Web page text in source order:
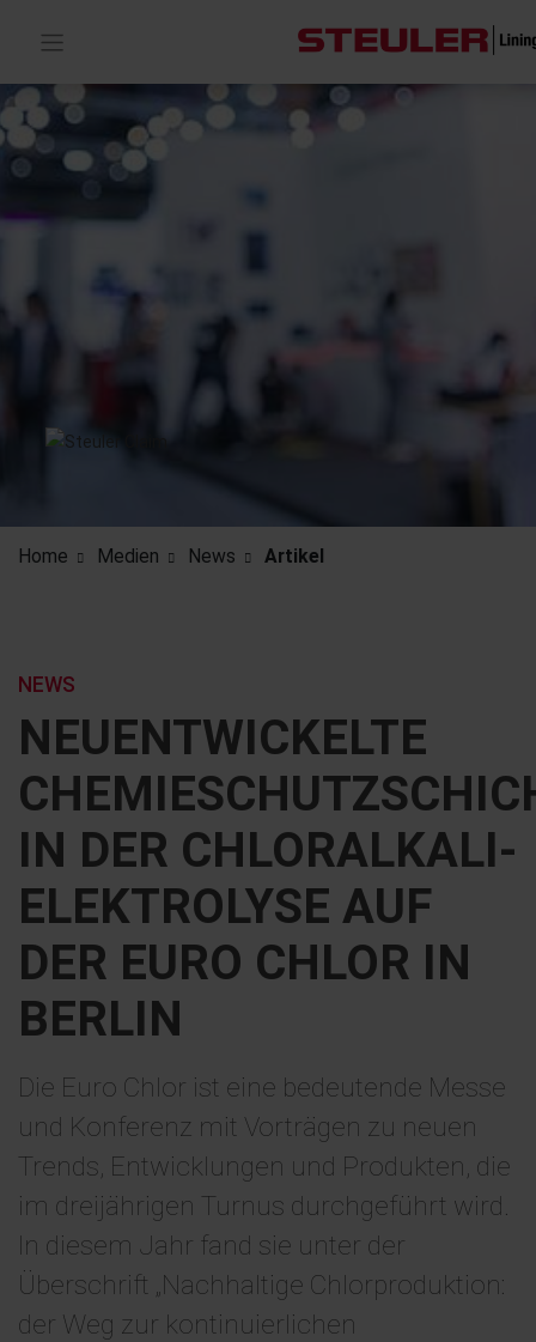
Home Medien News Artikel
NEUENTWICKELTE
IN DER CHLORALKALI-
ELEKTROLYSE AUF
DER EURO CHLOR IN
BERLIN
NEWS
Die Euro Chlor ist eine bedeutende Messe
und Konferenz mit Vorträgen zu neuen
Trends, Entwicklungen und Produkten, die
im dreijährigen Turnus durchgeführt wird.
In diesem Jahr fand sie unter der
Überschrift „Nachhaltige Chlorproduktion:
der Weg zur kontinuierlichen